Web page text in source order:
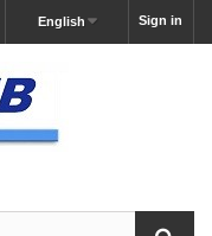
Sign in
English